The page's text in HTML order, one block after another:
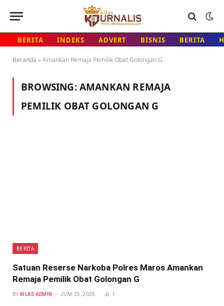
BERITA INDEKS ADVERT BISNIS BERITA
Beranda »Amankan Remaja Pemilik Obat Golongan G
BROWSING:AMANKAN REMAJA
PEMILIK OBAT GOLONGAN G
BERITA
Satuan Reserse Narkoba Polres Maros Amankan
Remaja Pemilik Obat Golongan G
BY KILAS ADMIN JUNI 25, 2025 1